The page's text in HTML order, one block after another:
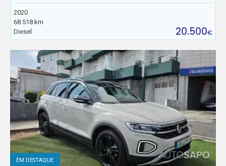
2020
68.518 km
Diesel
20.500€
EM DESTAQUE